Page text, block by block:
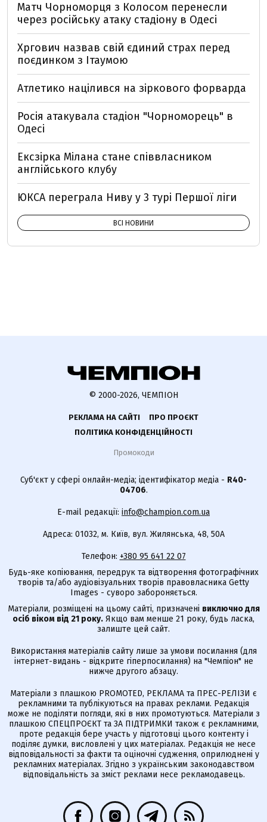
Матч Чорноморця з Колосом перенесли
через російську атаку стадіону в Одесі
Хргович назвав свій єдиний страх перед
поєдинком з Ітаумою
Атлетико націлився на зіркового форварда
Росія атакувала стадіон "Чорноморець" в
Одесі
Ексзірка Мілана стане співвласником
англійського клубу
ЮКСА переграла Ниву у 3 турі Першої ліги
ВСІ НОВИНИ
© 2000-2026, ЧЕМПІОН
РЕКЛАМА НА САЙТІ
ПРО ПРОЄКТ
ПОЛІТИКА КОНФІДЕНЦІЙНОСТІ
Промокоди
Суб'єкт у сфері онлайн-медіа; ідентифікатор медіа - R40-
04706.
E-mail редакції: info@champion.com.ua
Адреса: 01032, м. Київ, вул. Жилянська, 48, 50А
Телефон: +380 95 641 22 07
Будь-яке копіювання, передрук та відтворення фотографічних
творів та/або аудіовізуальних творів правовласника Getty
Images - суворо забороняється.
Матеріали, розміщені на цьому сайті, призначені виключно для
осіб віком від 21 року. Якщо вам менше 21 року, будь ласка,
залиште цей сайт.
Використання матеріалів сайту лише за умови посилання (для
інтернет-видань - відкрите гіперпосилання) на "Чемпіон" не
нижче другого абзацу.
Матеріали з плашкою PROMOTED, РЕКЛАМА та ПРЕС-РЕЛІЗИ є
рекламними та публікуються на правах реклами. Редакція
може не поділяти погляди, які в них промотуються. Матеріали з
плашкою СПЕЦПРОЄКТ та ЗА ПІДТРИМКИ також є рекламними,
проте редакція бере участь у підготовці цього контенту і
поділяє думки, висловлені у цих матеріалах. Редакція не несе
відповідальності за факти та оціночні судження, оприлюднені у
рекламних матеріалах. Згідно з українським законодавством
відповідальність за зміст реклами несе рекламодавець.